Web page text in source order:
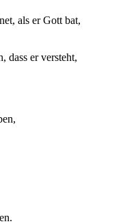
als er Gott bat,
dass er versteht,